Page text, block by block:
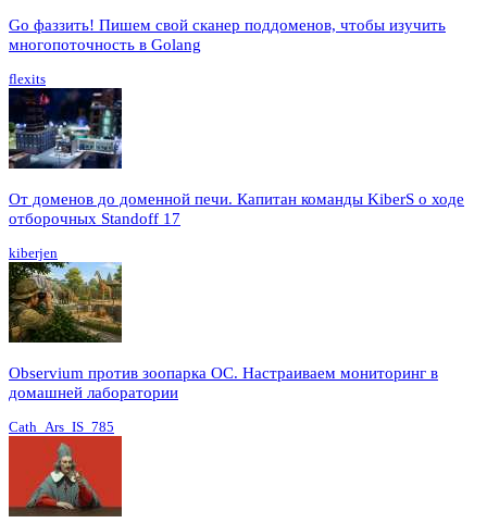
Go фаззить! Пишем свой сканер поддоменов, чтобы изучить
многопоточность в Golang
flexits
От доменов до доменной печи. Капитан команды KiberS о ходе
отборочных Standoff 17
kiberjen
Observium против зоопарка ОС. Настраиваем мониторинг в
домашней лаборатории
Cath_Ars_IS_785